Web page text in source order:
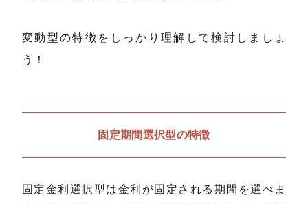
変動型の特徴をしっかり理解して検討しましょ
う！
固定期間選択型の特徴
固定金利選択型は金利が固定される期間を選べま